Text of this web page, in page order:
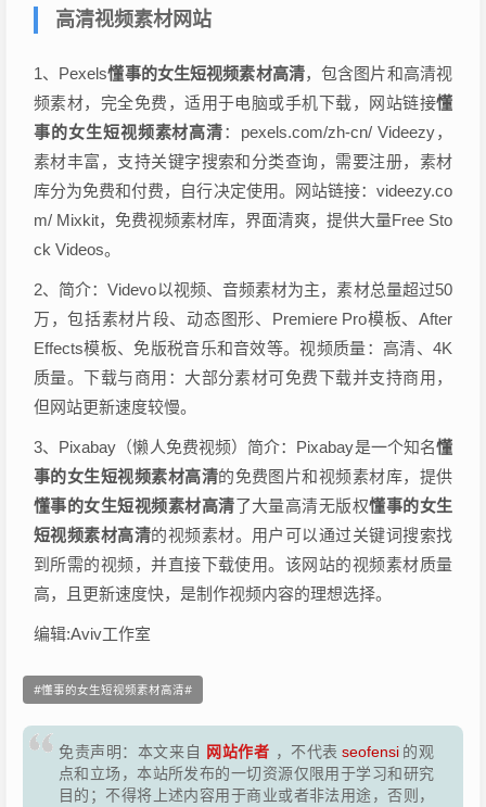
高清视频素材网站
1、Pexels懂事的女生短视频素材高清，包含图片和高清视
频素材，完全免费，适用于电脑或手机下载，网站链接懂
事的女生短视频素材高清：pexels.com/zh-cn/ Videezy，
素材丰富，支持关键字搜索和分类查询，需要注册，素材
库分为免费和付费，自行决定使用。网站链接：videezy.co
m/ Mixkit，免费视频素材库，界面清爽，提供大量Free Sto
ck Videos。
2、简介：Videvo以视频、音频素材为主，素材总量超过50
万，包括素材片段、动态图形、Premiere Pro模板、After
Effects模板、免版税音乐和音效等。视频质量：高清、4K
质量。下载与商用：大部分素材可免费下载并支持商用，
但网站更新速度较慢。
3、Pixabay（懒人免费视频）简介：Pixabay是一个知名懂
事的女生短视频素材高清的免费图片和视频素材库，提供
懂事的女生短视频素材高清了大量高清无版权懂事的女生
短视频素材高清的视频素材。用户可以通过关键词搜索找
到所需的视频，并直接下载使用。该网站的视频素材质量
高，且更新速度快，是制作视频内容的理想选择。
编辑:Aviv工作室
懂事的女生短视频素材高清
免责声明：本文来自 网站作者 ，不代表 seofensi 的观
点和立场，本站所发布的一切资源仅限用于学习和研究
目的；不得将上述内容用于商业或者非法用途，否则，